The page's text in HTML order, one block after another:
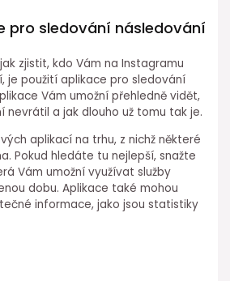
pro sledování následování
zjistit, kdo Vám na Instagramu
je použití aplikace pro sledování
Vám umožní přehledně vidět,
nevrátil a jak dlouho už tomu tak je.
aplikací na trhu, z nichž některé
Pokud hledáte tu nejlepší, snažte
Vám umožní využívat služby
dobu. Aplikace také mohou
informace, jako jsou statistiky